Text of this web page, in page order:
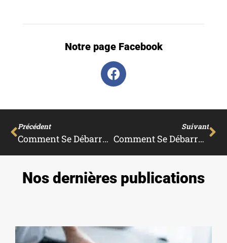
Notre page Facebook
Précédent
Comment Se Débarrasser Des Vrillettes Du Bois ?
Suivant
Comment Se Débarrasser Des Blattes ?
Nos dernières publications